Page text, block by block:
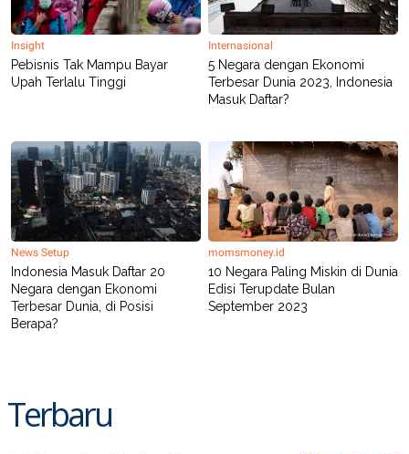
Insight
Pebisnis Tak Mampu Bayar
Upah Terlalu Tinggi
Internasional
5 Negara dengan Ekonomi
Terbesar Dunia 2023, Indonesia
Masuk Daftar?
News Setup
Indonesia Masuk Daftar 20
Negara dengan Ekonomi
Terbesar Dunia, di Posisi
Berapa?
momsmoney.id
10 Negara Paling Miskin di Dunia
Edisi Terupdate Bulan
September 2023
Terbaru